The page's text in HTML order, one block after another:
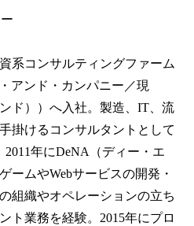
系コンサルティングファーム
アンド・カンパニー／現
ド））へ入社。製造、IT、流
掛けるコンサルタントとして
年にDeNA（ディー・エ
ームやWebサービスの開発・
組織やオペレーションの立ち
ト業務を経験。2015年にプロ